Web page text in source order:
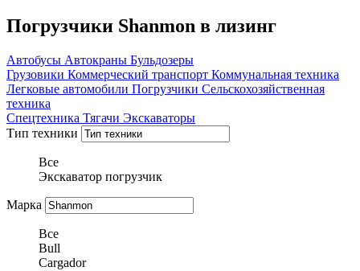
Погрузчики Shanmon в лизинг
Автобусы Автокраны Бульдозеры
Грузовики Коммерческий транспорт Коммунальная техника
Легковые автомобили Погрузчики Сельскохозяйственная
техника
Спецтехника Тягачи Экскаваторы
Тип техники
Все
Экскаватор погрузчик
Марка
Все
Bull
Cargador